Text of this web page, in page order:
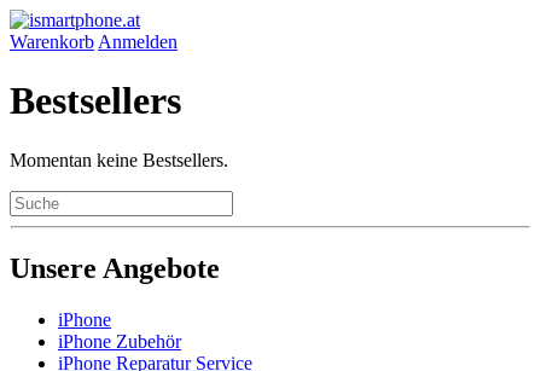
Warenkorb Anmelden
Bestsellers
Momentan keine Bestsellers.
Unsere Angebote
iPhone
iPhone Zubehör
iPhone Reparatur Service